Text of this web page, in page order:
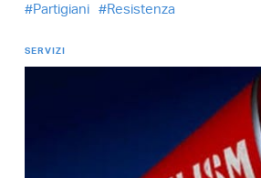
Partigiani
Resistenza
SERVIZI